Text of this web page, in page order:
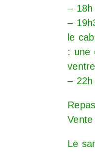
– 18h
–
le
: une
– 22h
Le